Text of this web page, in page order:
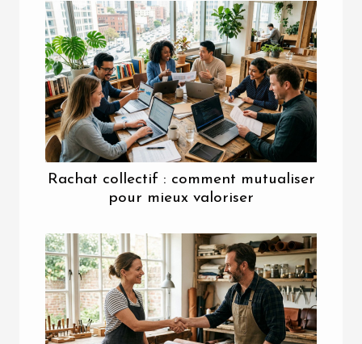
Rachat collectif : comment mutualiser
pour mieux valoriser